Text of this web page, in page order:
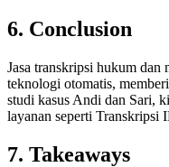
6. Conclusion
Jasa transkripsi hukum dan
teknologi otomatis,
studi kasus Andi dan Sari,
layanan seperti Transkripsi
7. Takeaways